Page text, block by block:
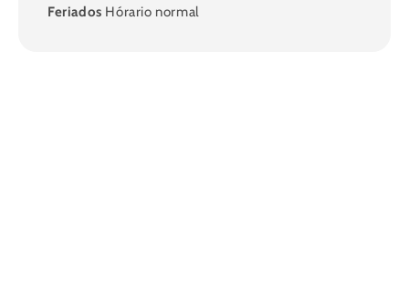
Feriados Hórario normal